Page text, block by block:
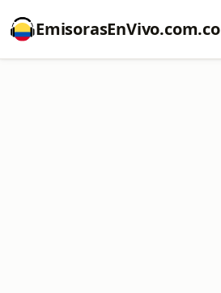
EmisorasEnVivo.com.co